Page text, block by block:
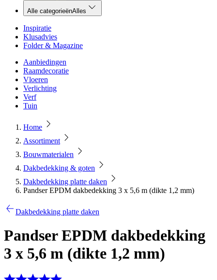
Alle categorieënAlles
Inspiratie
Klusadvies
Folder & Magazine
Aanbiedingen
Raamdecoratie
Vloeren
Verlichting
Verf
Tuin
Home
Assortiment
Bouwmaterialen
Dakbedekking & goten
Dakbedekking platte daken
Pandser EPDM dakbedekking 3 x 5,6 m (dikte 1,2 mm)
Dakbedekking platte daken
Pandser EPDM dakbedekking
3 x 5,6 m (dikte 1,2 mm)